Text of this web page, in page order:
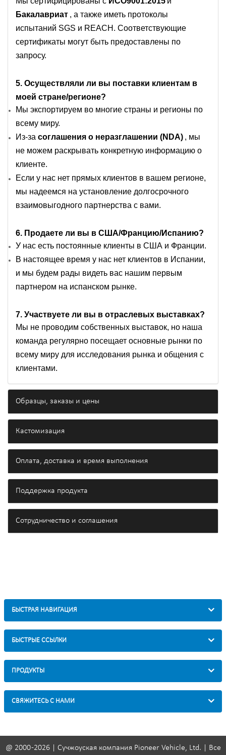
Бакалавриат , а также иметь протоколы
испытаний SGS и REACH. Соответствующие
сертификаты могут быть предоставлены по
запросу.
5. Осуществляли ли вы поставки клиентам в
моей стране/регионе?
Мы экспортируем во многие страны и регионы по
всему миру.
Из-за соглашения о неразглашении (NDA) , мы
не можем раскрывать конкретную информацию о
клиенте.
Если у нас нет прямых клиентов в вашем регионе,
мы надеемся на установление долгосрочного
взаимовыгодного партнерства с вами.
6. Продаете ли вы в США/Францию/Испанию?
У нас есть постоянные клиенты в США и Франции.
В настоящее время у нас нет клиентов в Испании,
и мы будем рады видеть вас нашим первым
партнером на испанском рынке.
7. Участвуете ли вы в отраслевых выставках?
Мы не проводим собственных выставок, но наша
команда регулярно посещает основные рынки по
всему миру для исследования рынка и общения с
клиентами.
Образцы, заказы и цены
Кастомизация
Оплата, доставка и время выполнения
Поддержка продукта
Сотрудничество и соглашения
БЫСТРАЯ НАВИГАЦИЯ
БЫСТРЫЕ ССЫЛКИ
ПРОДУКТЫ
СВЯЖИТЕСЬ С НАМИ
@ 2000 -2026 | Сучжоуская компания Pioneer Vehicle, Ltd. | Все